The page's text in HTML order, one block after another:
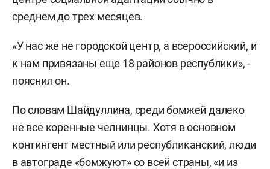
среднем до трех месяцев.
«У нас же не городской центр, а всероссийский, и
к нам привязаны еще 18 районов республики», -
пояснил он.
По словам Шайдуллина, среди бомжей далеко
не все коренные челнинцы. Хотя в основном
контингент местный или республиканский, люди
в автограде «бомжуют» со всей страны, «и из